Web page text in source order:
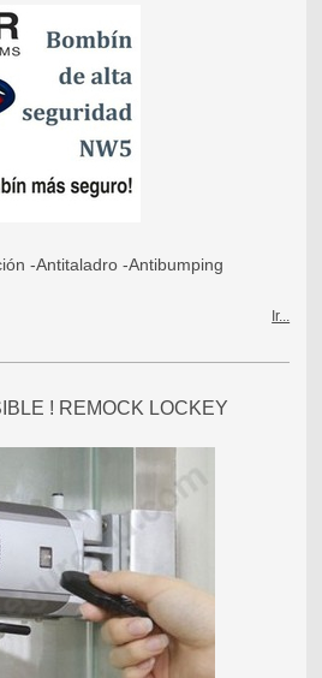
-Antitaladro -Antibumping
Ir...
! REMOCK LOCKEY